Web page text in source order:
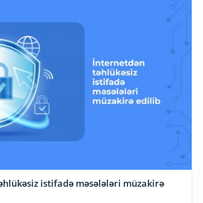
istifadə məsələləri müzakirə